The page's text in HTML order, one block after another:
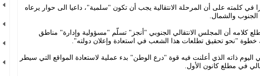
في كلمته على أن المرحلة الانتقالية يجب أن تكون "سلمية"، داعيا الى حوار يرعاه
الجنوب والشمال.
كلامه أن المجلس الانتقالي الجنوبي "أنجز" تسلّم "مسؤولية وإدارة" مناطق
خطوة "نحو تحقيق تطلعات هذا الشعب في استعادة وإعلان دولته".
اليوم ذاته الذي أعلنت فيه قوة "درع الوطن" بدء عملية لاستعادة المواقع التي سيطر
في مطلع كانون الأول.